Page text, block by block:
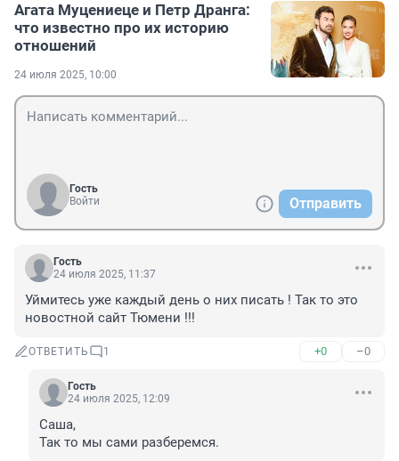
Агата Муцениеце и Петр Дранга:
что известно про их историю
отношений
24 июля 2025, 10:00
Гость
Войти
Отправить
Гость
24 июля 2025, 11:37
Уймитесь уже каждый день о них писать ! Так то это
новостной сайт Тюмени !!!
ОТВЕТИТЬ 1 +0 –0
Гость
24 июля 2025, 12:09
Саша,
Так то мы сами разберемся.